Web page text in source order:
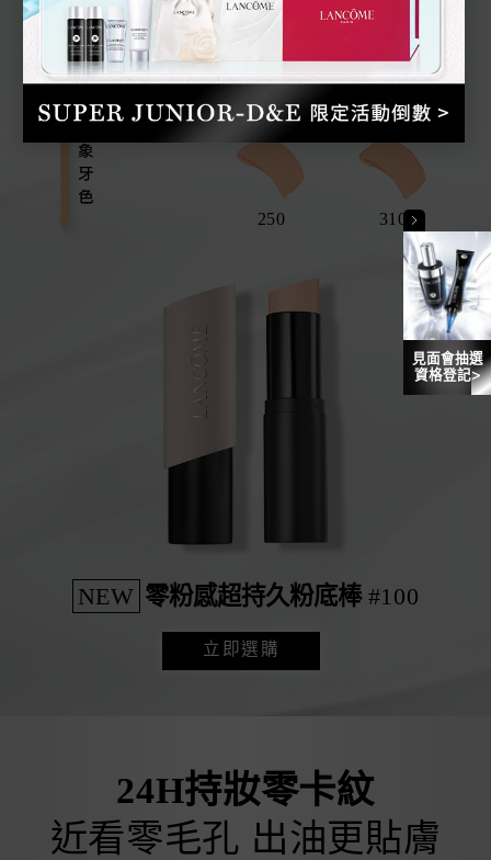
NEW 零粉感超持久粉底棒 #100
立即選購
01
100 210
250 310
24H持妝零卡紋
近看零毛孔 出油更貼膚
見面會抽選
資格登記>